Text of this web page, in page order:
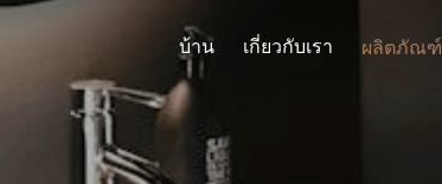
บ้าน เกี่ยวกับเรา ผลิตภัณฑ์